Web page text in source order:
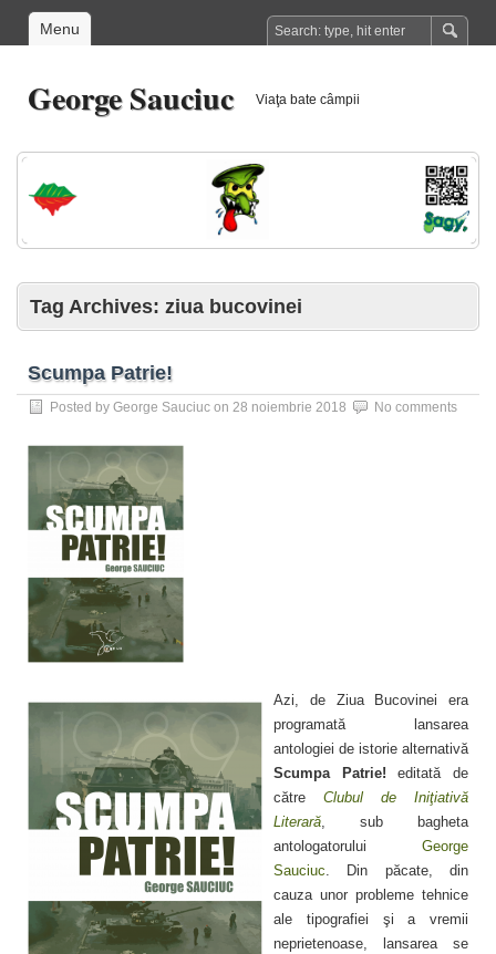
Menu
George Sauciuc Viaţa bate câmpii
Tag Archives: ziua bucovinei
Scumpa Patrie!
Posted by George Sauciuc on 28 noiembrie 2018 No comments
Azi, de Ziua Bucovinei era
programată lansarea
antologiei de istorie alternativă
Scumpa Patrie! editată de
către Clubul de Iniţiativă
Literară, sub bagheta
antologatorului George
Sauciuc. Din păcate, din
cauza unor probleme tehnice
ale tipografiei şi a vremii
neprietenoase, lansarea se